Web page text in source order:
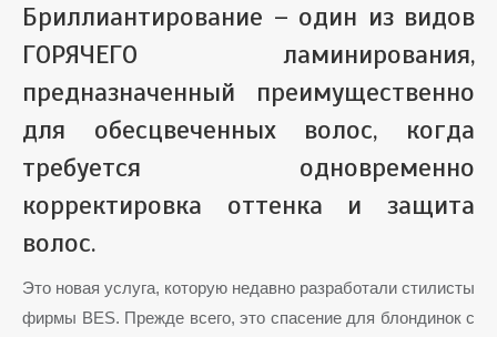
Бриллиантирование – один из видов
ГОРЯЧЕГО ламинирования,
предназначенный преимущественно
для обесцвеченных волос, когда
требуется одновременно
корректировка оттенка и защита
волос.
Это новая услуга, которую недавно разработали стилисты
фирмы BES. Прежде всего, это спасение для блондинок с